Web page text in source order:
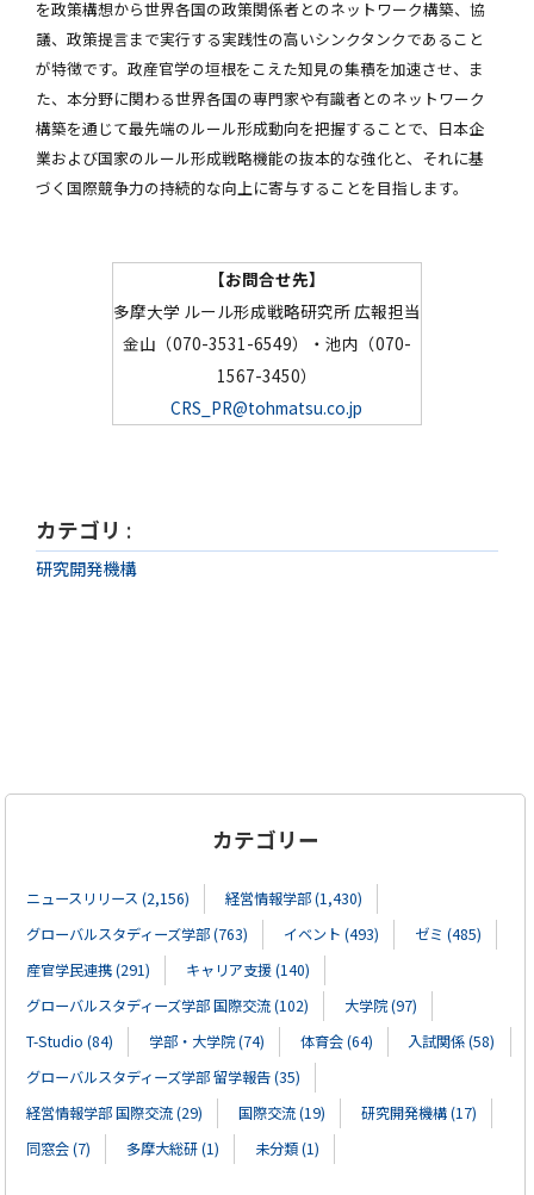
を政策構想から世界各国の政策関係者とのネットワーク構築、協
議、政策提言まで実行する実践性の高いシンクタンクであること
が特徴です。政産官学の垣根をこえた知見の集積を加速させ、ま
た、本分野に関わる世界各国の専門家や有識者とのネットワーク
構築を通じて最先端のルール形成動向を把握することで、日本企
業および国家のルール形成戦略機能の抜本的な強化と、それに基
づく国際競争力の持続的な向上に寄与することを目指します。
【お問合せ先】
多摩大学 ルール形成戦略研究所 広報担当
金山（070-3531-6549）・池内（070-
1567-3450）
CRS_PR@tohmatsu.co.jp
カテゴリ :
研究開発機構
カテゴリー
ニュースリリース (2,156)
経営情報学部 (1,430)
グローバルスタディーズ学部 (763)
イベント (493)
ゼミ (485)
産官学民連携 (291)
キャリア支援 (140)
グローバルスタディーズ学部 国際交流 (102)
大学院 (97)
T-Studio (84)
学部・大学院 (74) 体育会 (64)
入試関係 (58)
グローバルスタディーズ学部 留学報告 (35)
経営情報学部 国際交流 (29)
国際交流 (19)
研究開発機構 (17)
同窓会 (7)
多摩大総研 (1) 未分類 (1)